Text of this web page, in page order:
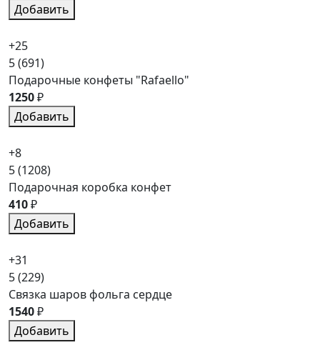
Добавить
+25
5(691)
Подарочные конфеты "Rafaello"
1250₽
Добавить
+8
5(1208)
Подарочная коробка конфет
410₽
Добавить
+31
5(229)
Связка шаров фольга сердце
1540₽
Добавить